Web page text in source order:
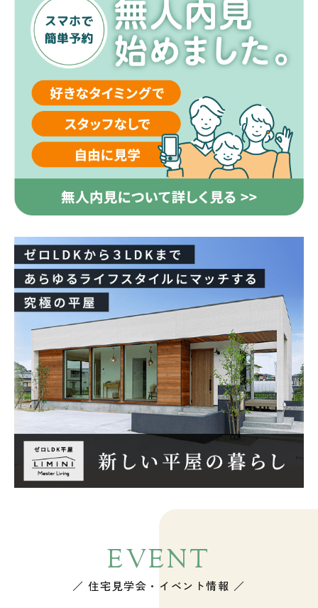
EVENT
／ 住宅見学会・イベント情報 ／